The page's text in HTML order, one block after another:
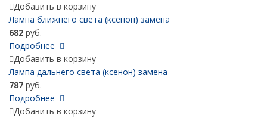
Добавить в корзину
Лампа ближнего света (ксенон) замена
682 руб.
Подробнее
Добавить в корзину
Лампа дальнего света (ксенон) замена
787 руб.
Подробнее
Добавить в корзину